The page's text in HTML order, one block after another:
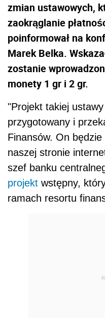
zmian ustawowych,
zaokrąglanie
poinformował na
Marek Belka.
zostanie
monety 1 gr i 2 gr.
"Projekt takiej ustawy
przygotowany i
Finansów. On będzie
naszej stronie
szef banku
projekt wstępny,
ramach resortu